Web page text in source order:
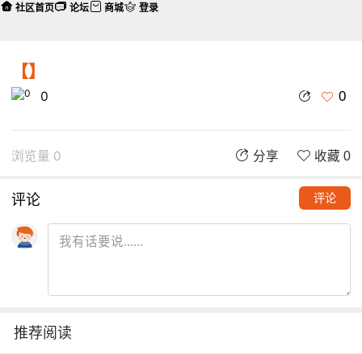
【】
0 0
浏览量 0 分享 收藏 0
评论 评论
推荐阅读
社区首页 论坛 商城 登录